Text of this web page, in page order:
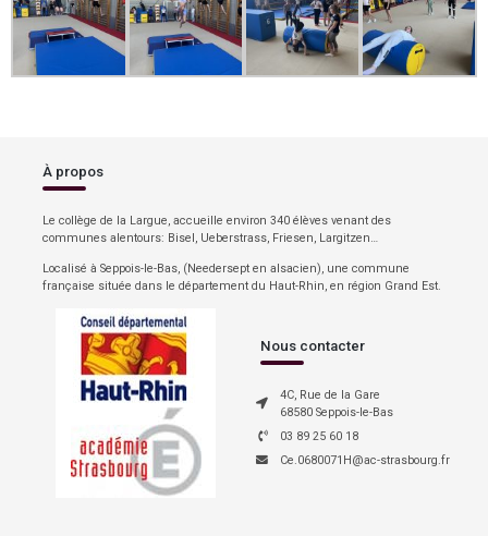
À propos
Le collège de la Largue, accueille environ 340 élèves venant des
communes alentours: Bisel, Ueberstrass, Friesen, Largitzen…
Localisé à Seppois-le-Bas, (Needersept en alsacien), une commune
française située dans le département du Haut-Rhin, en région Grand Est.
Nous contacter
4C, Rue de la Gare
68580 Seppois-le-Bas
03 89 25 60 18
Ce.0680071H@ac-strasbourg.fr